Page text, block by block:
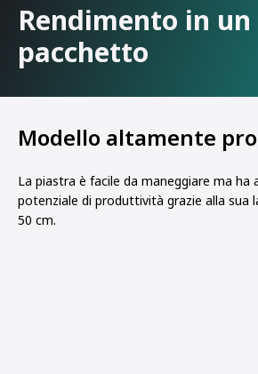
Rendimento in
pacchetto
Modello altamente
La piastra è facile da maneggiare ma ha
potenziale di produttività grazie alla sua
50 cm.